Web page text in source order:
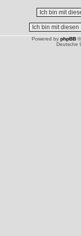
Powered by phpBB
Deutsche